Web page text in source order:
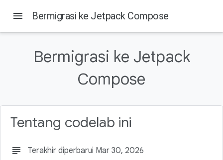
Pada halaman ini
Yang akan Anda pelajari
2. Strategi migrasi
menu Bermigrasi ke Jetpack Compose
Bermigrasi ke Jetpack
Compose
Tentang codelab ini
subject Terakhir diperbarui Mar 30, 2026